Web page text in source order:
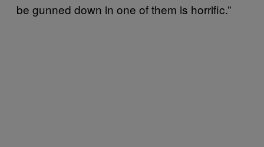
be gunned down in one of them is horrific.”